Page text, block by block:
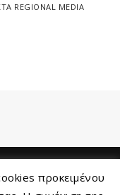
REGIONAL MEDIA
Ισολογισμοί
προκειμένου